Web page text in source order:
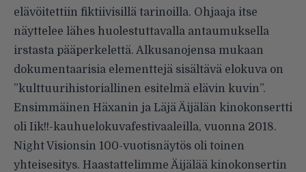
elävöitettiin fiktiivisillä tarinoilla. Ohjaaja itse
näyttelee lähes huolestuttavalla antaumuksella
irstasta pääperkelettä. Alkusanojensa mukaan
dokumentaarisia elementtejä sisältävä elokuva on
”kulttuurihistoriallinen esitelmä elävin kuvin”.
Ensimmäinen Häxanin ja Läjä Äijälän kinokonsertti
oli Iik!!-kauhuelokuvafestivaaleilla, vuonna 2018.
Night Visionsin 100-vuotisnäytös oli toinen
yhteisesitys. Haastattelimme Äijälää kinokonsertin